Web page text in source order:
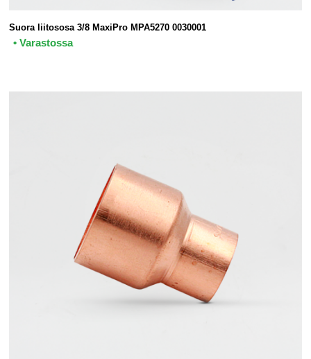
Suora liitososa 3/8 MaxiPro MPA5270 0030001
• Varastossa